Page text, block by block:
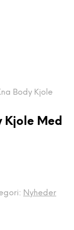
Body Kjole
Kjole Med
Nyheder